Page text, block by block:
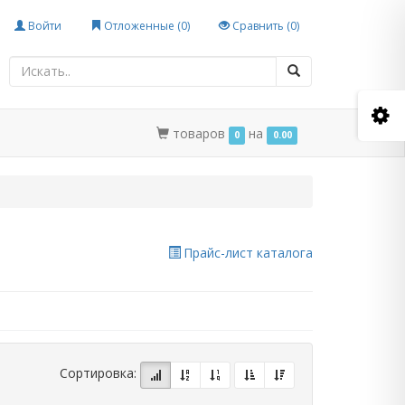
Войти Отложенные (0) Сравнить (0)
товаров 0 на 0.00
Прайс-лист каталога
Сортировка: